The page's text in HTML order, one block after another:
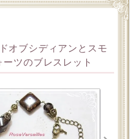
オブシディアンとスモ
ーツのブレスレット